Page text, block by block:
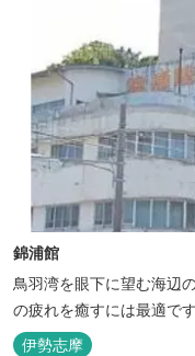
錦浦館
鳥羽湾を眼下に望む海辺
の疲れを癒すには最適です
伊勢志摩